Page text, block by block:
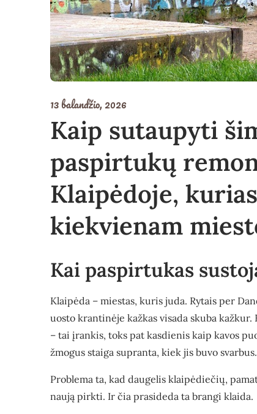
13 balandžio, 2026
Kaip sutaupyti
paspirtukų
Klaipėdoje,
kiekvienam
Kai paspirtukas
Klaipėda – miestas, kuris juda. Rytais per
uosto krantinėje kažkas visada skuba
– tai įrankis, toks pat kasdienis kaip kavos
žmogus staiga supranta, kiek jis buvo svarbus.
Problema ta, kad daugelis klaipėdiečių,
naują pirkti. Ir čia prasideda ta brangi klaida.